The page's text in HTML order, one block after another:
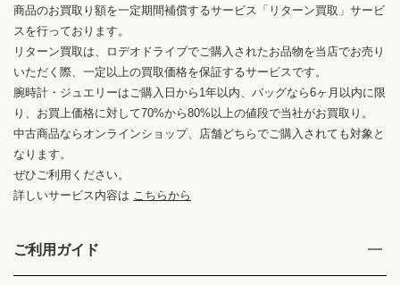
商品のお買取り額を一定期間補償するサービス「リターン買取」サービ
スを行っております。
リターン買取は、ロデオドライブでご購入されたお品物を当店でお売り
いただく際、一定以上の買取価格を保証するサービスです。
腕時計・ジュエリーはご購入日から1年以内、バッグなら6ヶ月以内に限
り、お買上価格に対して70%から80%以上の値段で当社がお買取り。
中古商品ならオンラインショップ、店舗どちらでご購入されても対象と
なります。
ぜひご利用ください。
詳しいサービス内容は こちらから
ご利用ガイド